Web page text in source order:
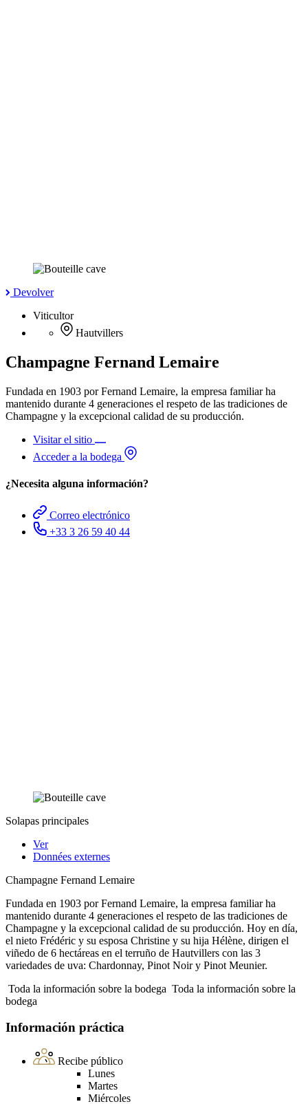
Devolver
Viticultor
Hautvillers
Champagne Fernand Lemaire
Fundada en 1903 por Fernand Lemaire, la empresa familiar ha
mantenido durante 4 generaciones el respeto de las tradiciones de
Champagne y la excepcional calidad de su producción.
Visitar el sitio
Acceder a la bodega
¿Necesita alguna información?
Correo electrónico
+33 3 26 59 40 44
Solapas principales
Ver
Données externes
Champagne Fernand Lemaire
Fundada en 1903 por Fernand Lemaire, la empresa familiar ha
mantenido durante 4 generaciones el respeto de las tradiciones de
Champagne y la excepcional calidad de su producción. Hoy en día,
el nieto Frédéric y su esposa Christine y su hija Hélène, dirigen el
viñedo de 6 hectáreas en el terruño de Hautvillers con las 3
variedades de uva: Chardonnay, Pinot Noir y Pinot Meunier.
Toda la información sobre la bodega Toda la información sobre la
bodega
Información práctica
Recibe público
Lunes
Martes
Miércoles